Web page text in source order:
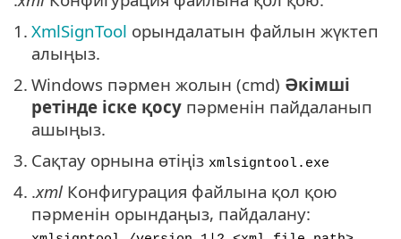
1. XmlSignTool орындалатын файлын жүктеп
алыңыз.
2. Windows пәрмен жолын (cmd) Әкімші
ретінде іске қосу пәрменін пайдаланып
ашыңыз.
3. Сақтау орнына өтіңіз xmlsigntool.exe
4. .xml Конфигурация файлына қол қою
пәрменін орындаңыз, пайдалану: